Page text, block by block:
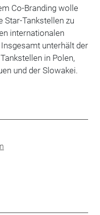
Co-Branding wolle
Star-Tankstellen zu
internationalen
unterhält der
in Polen,
und der Slowakei.